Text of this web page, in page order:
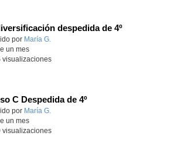
despedida de 4º
educativo.
por María G.
un mes
visualizaciones
C Despedida de 4º
educativo.
por María G.
un mes
visualizaciones